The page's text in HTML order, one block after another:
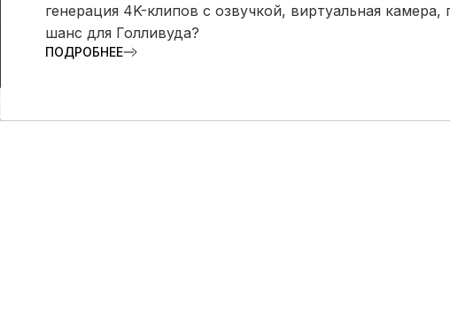
генерация 4K-клипов с озвучкой, виртуальная
шанс для Голливуда?
ПОДРОБНЕЕ